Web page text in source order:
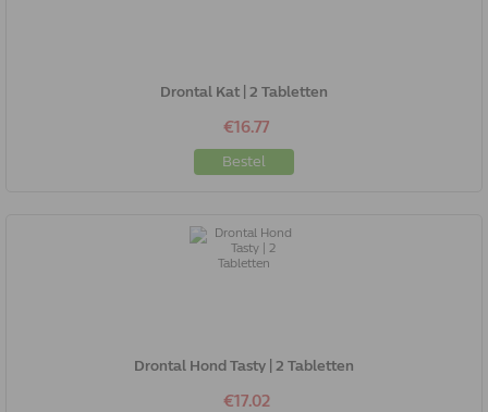
Drontal Kat | 2 Tabletten
€16.77
Bestel
Drontal Hond Tasty | 2 Tabletten
€17.02